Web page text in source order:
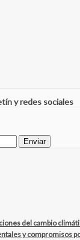
y redes sociales
del cambio
y compromisos